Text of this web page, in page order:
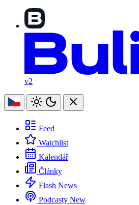
v2
Feed
Watchlist
Kalendář
Články
Flash News
Podcasty New